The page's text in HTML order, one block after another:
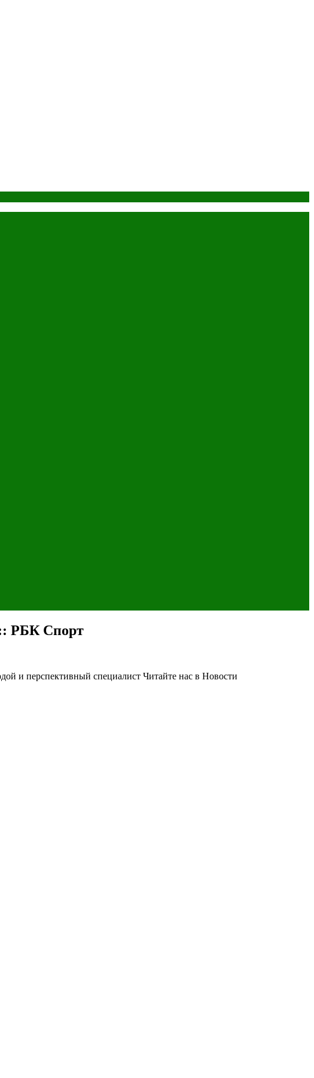
:: РБК Спорт
и перспективный специалист Читайте нас в Новости